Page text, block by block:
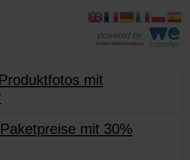
powered by:
einfache Datenübertragung
mit
mit 30%